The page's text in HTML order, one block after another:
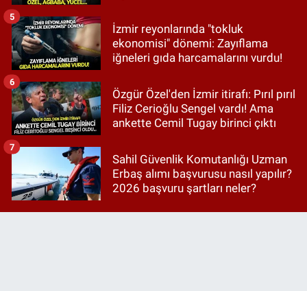
İzmir reyonlarında "tokluk
ekonomisi" dönemi: Zayıflama
iğneleri gıda harcamalarını vurdu!
5
Özgür Özel'den İzmir itirafı: Pırıl pırıl
Filiz Cerioğlu Sengel vardı! Ama
ankette Cemil Tugay birinci çıktı
6
Sahil Güvenlik Komutanlığı Uzman
Erbaş alımı başvurusu nasıl yapılır?
2026 başvuru şartları neler?
7